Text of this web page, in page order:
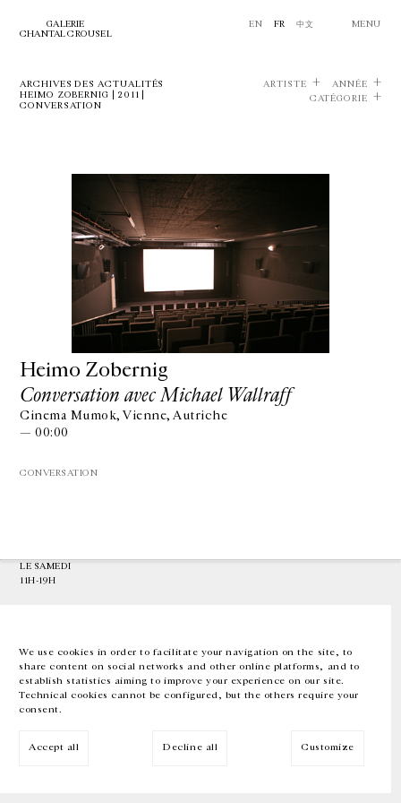
We use cookies in order to facilitate your navigation on the site, to
share content on social networks and other online platforms, and to
establish statistics aiming to improve your experience on our site.
Technical cookies cannot be configured, but the others require your
consent.
Accept all Decline all Customize
GALERIE
CHANTAL CROUSEL
EN FR 中文 MENU
ARCHIVES DES ACTUALITÉS
HEIMO ZOBERNIG | 2011 |
CONVERSATION
ARTISTE
ANNÉE
CATÉGORIE
Heimo Zobernig
Conversation avec Michael Wallraff
Cinema Mumok, Vienne, Autriche
— 00:00
CONVERSATION
T.+33 1 42 77 38 87
LE SAMEDI
11H-19H
EN FR 中文 Facebook Instagram
Inscrivez-vous à notre newsletter